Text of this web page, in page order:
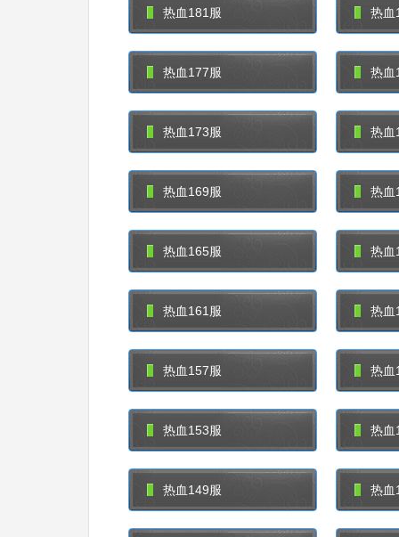
热血181服 热血
热血177服 热血
热血173服 热血
热血169服 热血
热血165服 热血
热血161服 热血
热血157服 热血
热血153服 热血
热血149服 热血